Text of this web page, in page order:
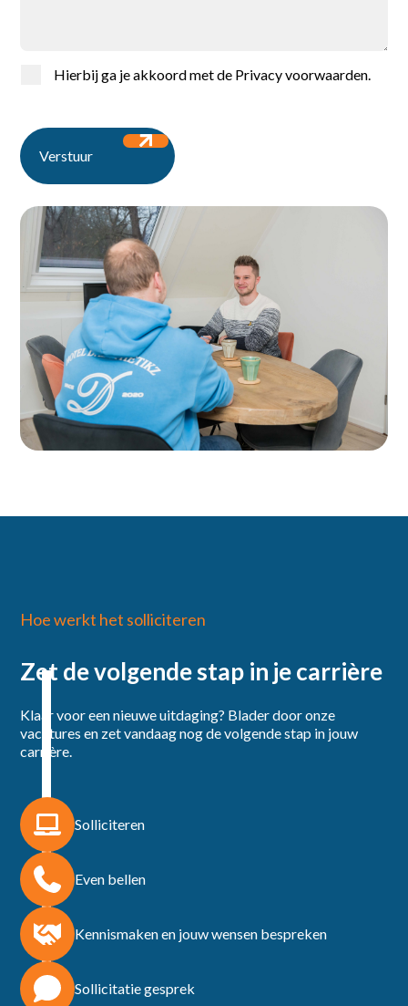
Home
Vacatures
Voor werkgevers
Over ons
Contact
Ontdek de vacatures
Hierbij ga je akkoord met de Privacy voorwaarden.
Verstuur
Hoe werkt het solliciteren
Zet de volgende stap in je carrière
Klaar voor een nieuwe uitdaging? Blader door onze
vacatures en zet vandaag nog de volgende stap in jouw
carrière.
Solliciteren
Even bellen
Kennismaken en jouw wensen bespreken
Sollicitatie gesprek